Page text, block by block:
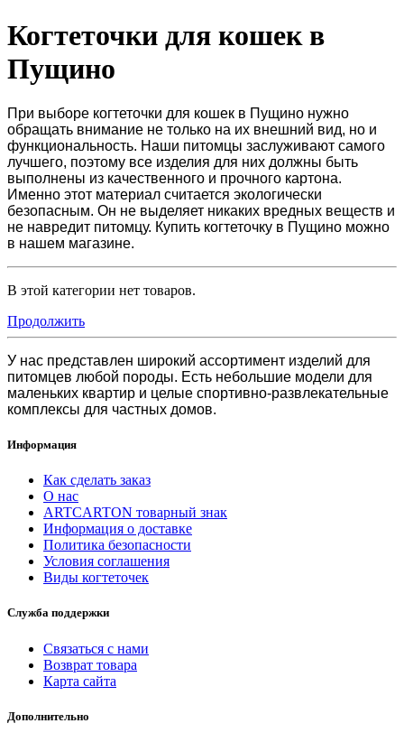
Когтеточки для кошек в
Пущино
При выборе когтеточки для кошек в Пущино нужно
обращать внимание не только на их внешний вид, но и
функциональность. Наши питомцы заслуживают самого
лучшего, поэтому все изделия для них должны быть
выполнены из качественного и прочного картона.
Именно этот материал считается экологически
безопасным. Он не выделяет никаких вредных веществ и
не навредит питомцу. Купить когтеточку в Пущино можно
в нашем магазине.
В этой категории нет товаров.
Продолжить
У нас представлен широкий ассортимент изделий для
питомцев любой породы. Есть небольшие модели для
маленьких квартир и целые спортивно-развлекательные
комплексы для частных домов.
Информация
Как сделать заказ
О нас
ARTCARTON товарный знак
Информация о доставке
Политика безопасности
Условия соглашения
Виды когтеточек
Служба поддержки
Связаться с нами
Возврат товара
Карта сайта
Дополнительно